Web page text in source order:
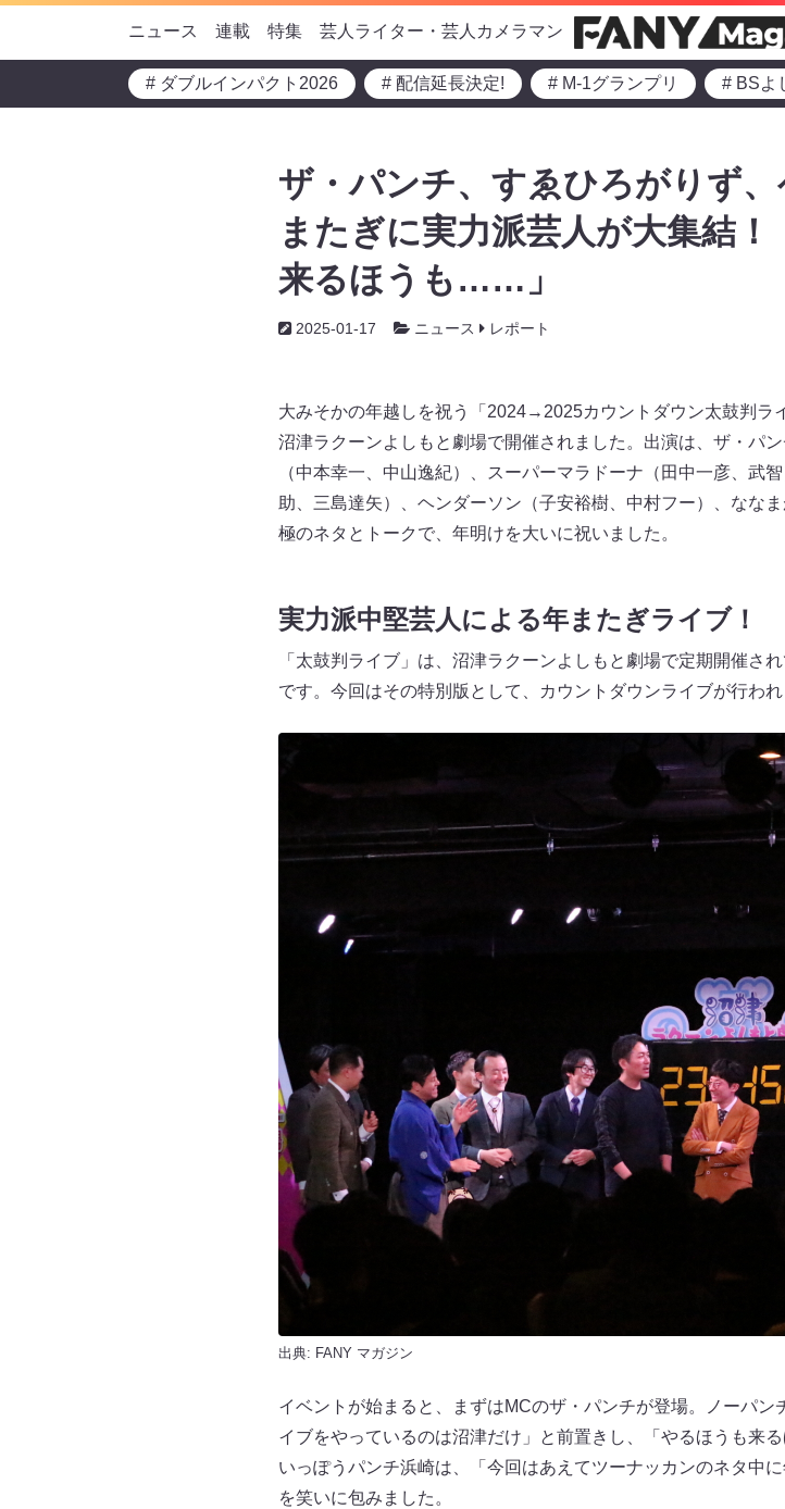
ニュース 連載 特集 芸人ライター・芸人カメラマン
# ダブルインパクト2026 # 配信延長決定! # M-1グランプリ # BSよ
ザ・パンチ、すゑひろがりず
またぎに実力派芸人が大集結
来るほうも……」
2025-01-17 ニュース レポート
大みそかの年越しを祝う「2024→2025カウントダウン太鼓判ラ
沼津ラクーンよしもと劇場で開催されました。出演は、ザ・パ
（中本幸一、中山逸紀）、スーパーマラドーナ（田中一彦、武
助、三島達矢）、ヘンダーソン（子安裕樹、中村フー）、なな
極のネタとトークで、年明けを大いに祝いました。
実力派中堅芸人による年またぎライブ！
「太鼓判ライブ」は、沼津ラクーンよしもと劇場で定期開催さ
です。今回はその特別版として、カウントダウンライブが行われ
出典: FANY マガジン
イベントが始まると、まずはMCのザ・パンチが登場。ノーパ
イブをやっているのは沼津だけ」と前置きし、「やるほうも来
いっぽうパンチ浜崎は、「今回はあえてツーナッカンのネタ中
を笑いに包みました。